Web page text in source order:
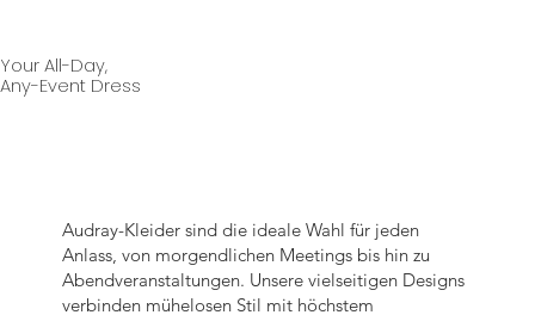
Your All-Day,
Any-Event Dress
Audray-Kleider sind die ideale Wahl für jeden
Anlass, von morgendlichen Meetings bis hin zu
Abendveranstaltungen. Unsere vielseitigen Designs
verbinden mühelosen Stil mit höchstem